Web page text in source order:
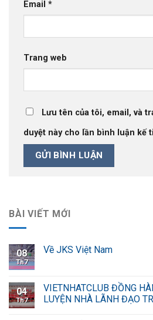
BÀI VIẾT MỚI
08
Th7
Về JKS Việt Nam
04
Th7
VIETNHATCLUB ĐỒNG
LUYỆN NHÀ LÃNH ĐẠO
Email *
Trang web
Lưu tên của tôi, email, và
duyệt này cho lần bình luận kế